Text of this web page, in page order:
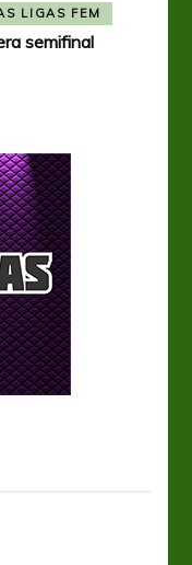
LIGAS FEM
semifinal